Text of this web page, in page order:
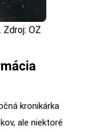
OZ
kronikárka
ale niektoré